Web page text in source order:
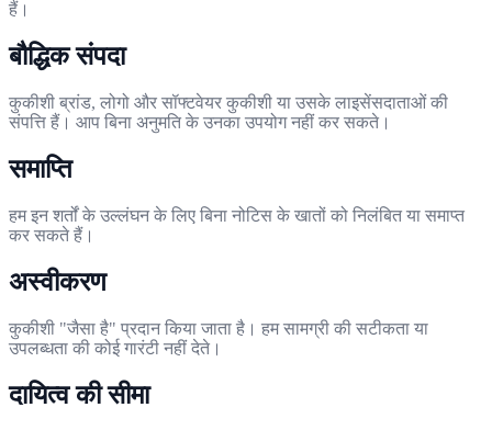
हैं।
बौद्धिक संपदा
कुकीशी ब्रांड, लोगो और सॉफ्टवेयर कुकीशी या उसके लाइसेंसदाताओं की
संपत्ति हैं। आप बिना अनुमति के उनका उपयोग नहीं कर सकते।
समाप्ति
हम इन शर्तों के उल्लंघन के लिए बिना नोटिस के खातों को निलंबित या समाप्त
कर सकते हैं।
अस्वीकरण
कुकीशी "जैसा है" प्रदान किया जाता है। हम सामग्री की सटीकता या
उपलब्धता की कोई गारंटी नहीं देते।
दायित्व की सीमा